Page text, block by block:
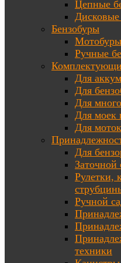
Цепные
Дисковые
Бензобуры
Ручные
Для
Для
Для
Для моек
Для
Для
Заточной
Рулетки,
Ручной
техники